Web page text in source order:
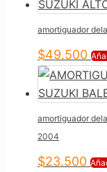
amortiguador
$49.500
amortiguador
2004
$23.500